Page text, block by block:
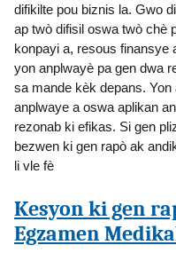
difikilte pou biznis la. Gwo
ap twò difisil oswa twò chè
konpayi a, resous finansye
yon anplwayè pa gen dwa
sa mande kèk depans.
anplwaye a oswa aplikan
rezonab ki efikas. Si gen
bezwen ki gen rapò ak
li vle fè
Kesyon ki gen
Egzamen